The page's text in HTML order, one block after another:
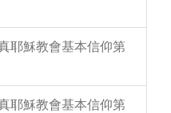
耶穌教會基本信仰第
耶穌教會基本信仰第